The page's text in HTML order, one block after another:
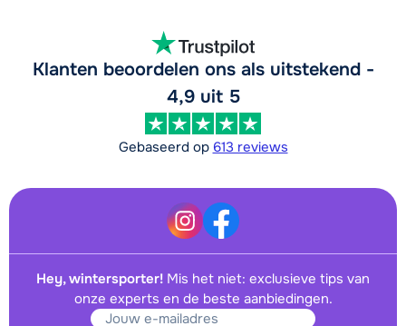
Klanten beoordelen ons als uitstekend -
4,9 uit 5
Gebaseerd op 613 reviews
Hey, wintersporter! Mis het niet: exclusieve tips van
onze experts en de beste aanbiedingen.